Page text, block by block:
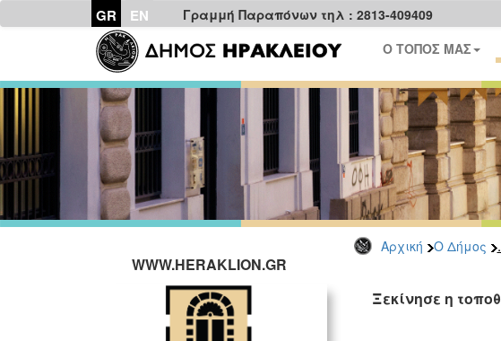
GR EN Γραμμή Παραπόνων τηλ : 2813-409409
Ο ΤΟΠΟΣ ΜΑΣ
Αρχική Ο Δήμος
WWW.HERAKLION.GR
Ξεκίνησε η